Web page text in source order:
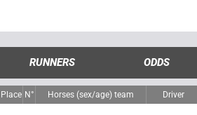
RUNNERS ODDS
Place N° Horses (sex/age) team Driver